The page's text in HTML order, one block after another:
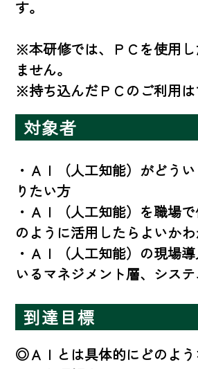
す。
※本研修では、ＰＣを使用
ません。
※持ち込んだＰＣのご利用は
対象者
・ＡＩ（人工知能）がどう
りたい方
・ＡＩ（人工知能）を職場
のように活用したらよいか
・ＡＩ（人工知能）の現場
いるマネジメント層、シス
到達目標
◎ＡＩとは具体的にどのよう